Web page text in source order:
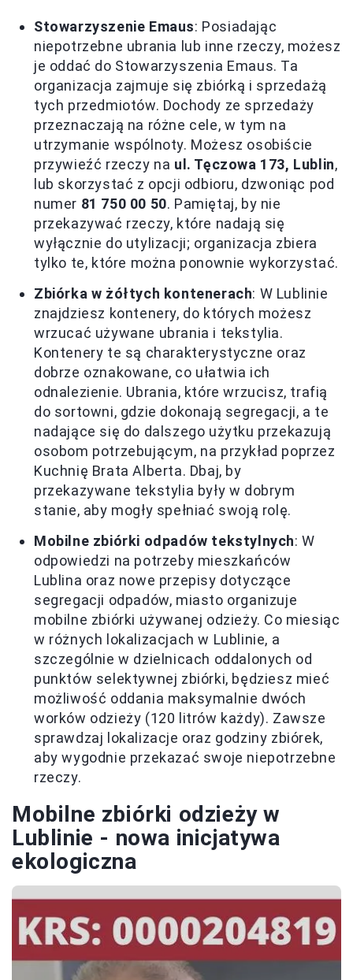
Stowarzyszenie Emaus: Posiadając
niepotrzebne ubrania lub inne rzeczy, możesz
je oddać do Stowarzyszenia Emaus. Ta
organizacja zajmuje się zbiórką i sprzedażą
tych przedmiotów. Dochody ze sprzedaży
przeznaczają na różne cele, w tym na
utrzymanie wspólnoty. Możesz osobiście
przywieźć rzeczy na ul. Tęczowa 173, Lublin,
lub skorzystać z opcji odbioru, dzwoniąc pod
numer 81 750 00 50. Pamiętaj, by nie
przekazywać rzeczy, które nadają się
wyłącznie do utylizacji; organizacja zbiera
tylko te, które można ponownie wykorzystać.
Zbiórka w żółtych kontenerach: W Lublinie
znajdziesz kontenery, do których możesz
wrzucać używane ubrania i tekstylia.
Kontenery te są charakterystyczne oraz
dobrze oznakowane, co ułatwia ich
odnalezienie. Ubrania, które wrzucisz, trafią
do sortowni, gdzie dokonają segregacji, a te
nadające się do dalszego użytku przekazują
osobom potrzebującym, na przykład poprzez
Kuchnię Brata Alberta. Dbaj, by
przekazywane tekstylia były w dobrym
stanie, aby mogły spełniać swoją rolę.
Mobilne zbiórki odpadów tekstylnych: W
odpowiedzi na potrzeby mieszkańców
Lublina oraz nowe przepisy dotyczące
segregacji odpadów, miasto organizuje
mobilne zbiórki używanej odzieży. Co miesiąc
w różnych lokalizacjach w Lublinie, a
szczególnie w dzielnicach oddalonych od
punktów selektywnej zbiórki, będziesz mieć
możliwość oddania maksymalnie dwóch
worków odzieży (120 litrów każdy). Zawsze
sprawdzaj lokalizacje oraz godziny zbiórek,
aby wygodnie przekazać swoje niepotrzebne
rzeczy.
Mobilne zbiórki odzieży w
Lublinie - nowa inicjatywa
ekologiczna